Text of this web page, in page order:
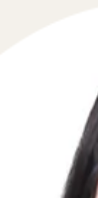
юристов в сфере
свой телефон,